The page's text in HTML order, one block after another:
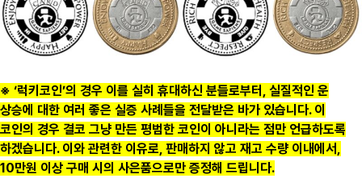
※ ‘럭키코인’의 경우 이를 실히 휴대하신 분들로부터, 실질적인 운
상승에 대한 여러 좋은 실증 사례들을 전달받은 바가 있습니다. 이
코인의 경우 결코 그냥 만든 평범한 코인이 아니라는 점만 언급하도록
하겠습니다. 이와 관련한 이유로, 판매하지 않고 재고 수량 이내에서,
10만원 이상 구매 시의 사은품으로만 증정해 드립니다.